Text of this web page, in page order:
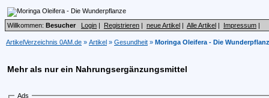
Willkommen: Besucher Login | Registrieren | neue Artikel | Alle Artikel | Impressum |
ArtikelVerzeichnis 0AM.de » Artikel » Gesundheit » Moringa Oleifera - Die
Mehr als nur ein Nahrungsergänzungsmittel
Ads